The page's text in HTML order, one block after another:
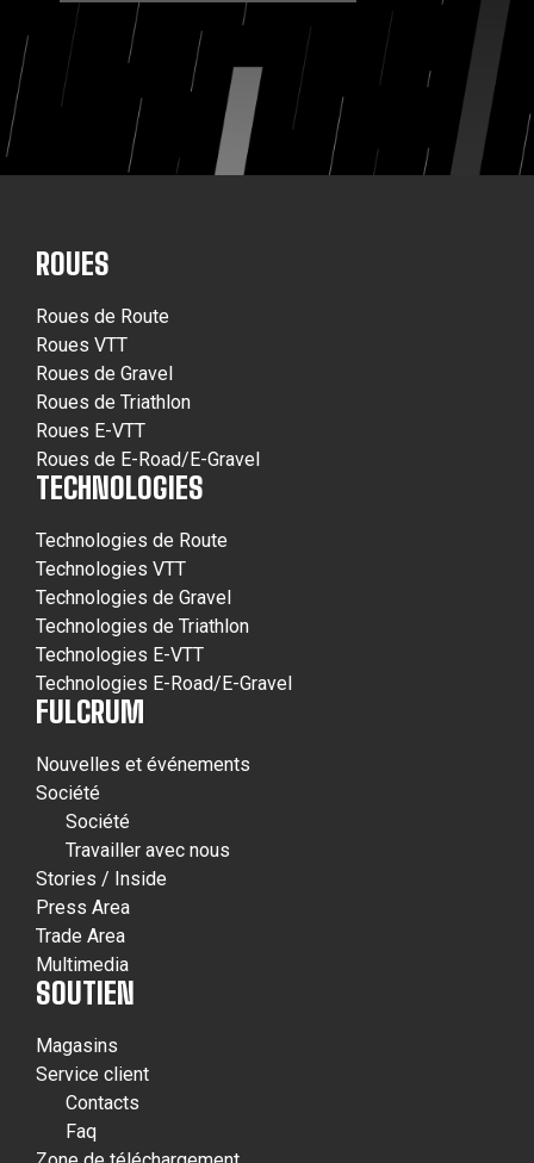
ROUES
Roues de Route
Roues VTT
Roues de Gravel
Roues de Triathlon
Roues E-VTT
Roues de E-Road/E-Gravel
TECHNOLOGIES
Technologies de Route
Technologies VTT
Technologies de Gravel
Technologies de Triathlon
Technologies E-VTT
Technologies E-Road/E-Gravel
FULCRUM
Nouvelles et événements
Société
Société
Travailler avec nous
Stories / Inside
Press Area
Trade Area
Multimedia
SOUTIEN
Magasins
Service client
Contacts
Faq